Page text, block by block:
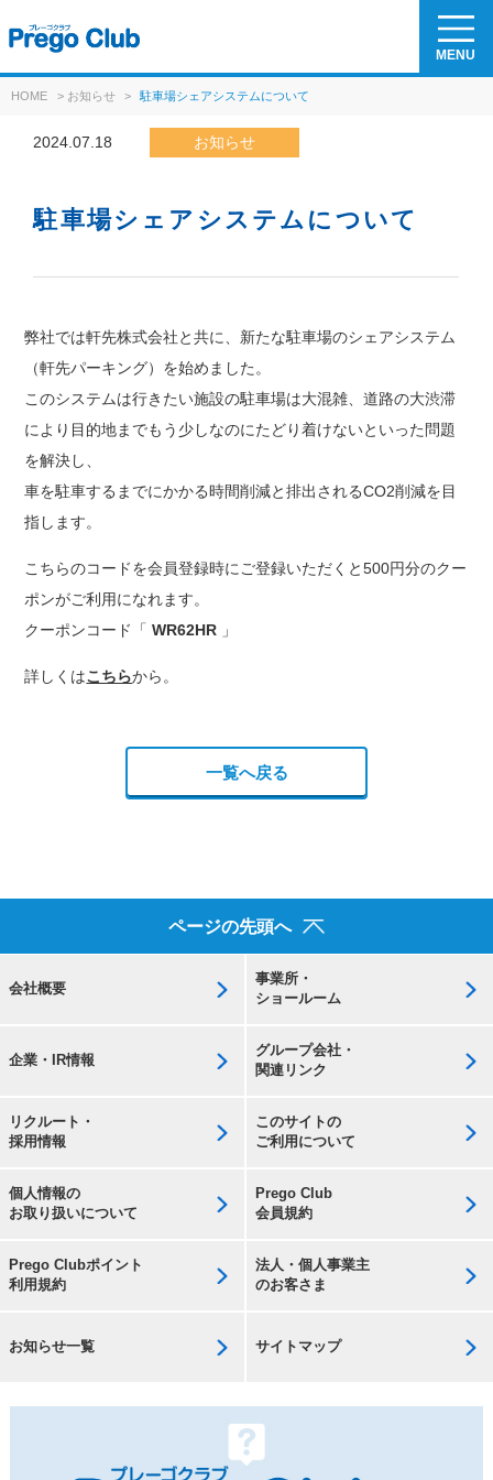
MENU
HOME > お知らせ > 駐車場シェアシステムについて
2024.07.18 お知らせ
駐車場シェアシステムについて
弊社では軒先株式会社と共に、新たな駐車場のシェアシステム
（軒先パーキング）を始めました。
このシステムは行きたい施設の駐車場は大混雑、道路の大渋滞
により目的地までもう少しなのにたどり着けないといった問題
を解決し、
車を駐車するまでにかかる時間削減と排出されるCO2削減を目
指します。
こちらのコードを会員登録時にご登録いただくと500円分のクー
ポンがご利用になれます。
クーポンコード「WR62HR 」
詳しくはこちらから。
一覧へ戻る
ページの先頭へ
会社概要
事業所・
ショールーム
企業・IR情報
グループ会社・
関連リンク
リクルート・
採用情報
このサイトの
ご利用について
個人情報の
お取り扱いについて
Prego Club
会員規約
Prego Clubポイント
利用規約
法人・個人事業主
のお客さま
お知らせ一覧 サイトマップ